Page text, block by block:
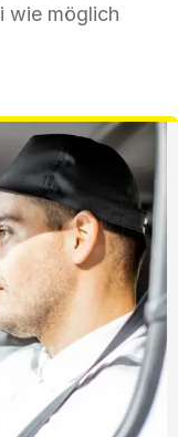
wie möglich